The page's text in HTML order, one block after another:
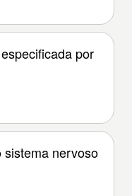
por
sistema nervoso